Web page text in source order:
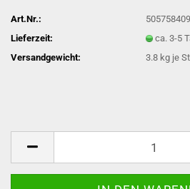
Art.Nr.:
505758409
Lieferzeit:
ca. 3-5
Versandgewicht: 3.8 kg je